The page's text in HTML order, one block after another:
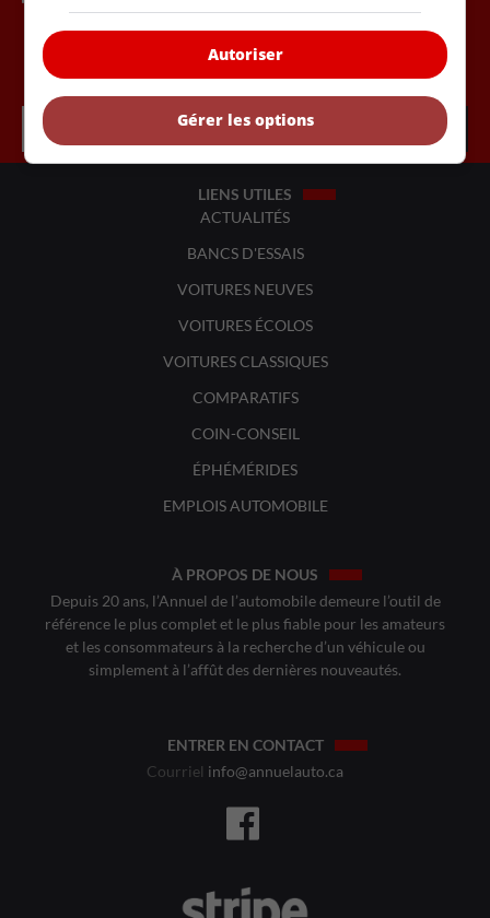
Inscrivez vous à l'infolettre.
LIENS UTILES
ACTUALITÉS
BANCS D'ESSAIS
VOITURES NEUVES
VOITURES ÉCOLOS
VOITURES CLASSIQUES
COMPARATIFS
COIN-CONSEIL
ÉPHÉMÉRIDES
EMPLOIS AUTOMOBILE
À PROPOS DE NOUS
Depuis 20 ans, l’Annuel de l’automobile demeure l’outil de
référence le plus complet et le plus fiable pour les amateurs
et les consommateurs à la recherche d’un véhicule ou
simplement à l’affût des dernières nouveautés.
ENTRER EN CONTACT
Courriel info@annuelauto.ca
Autoriser
Gérer les options